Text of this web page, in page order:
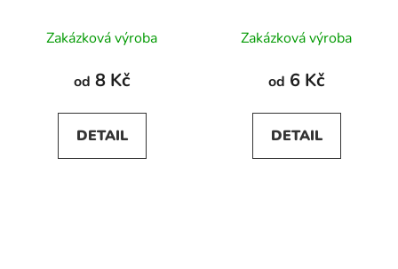
Zakázková výroba
od 8 Kč
DETAIL
Zakázková výroba
od 6 Kč
DETAIL